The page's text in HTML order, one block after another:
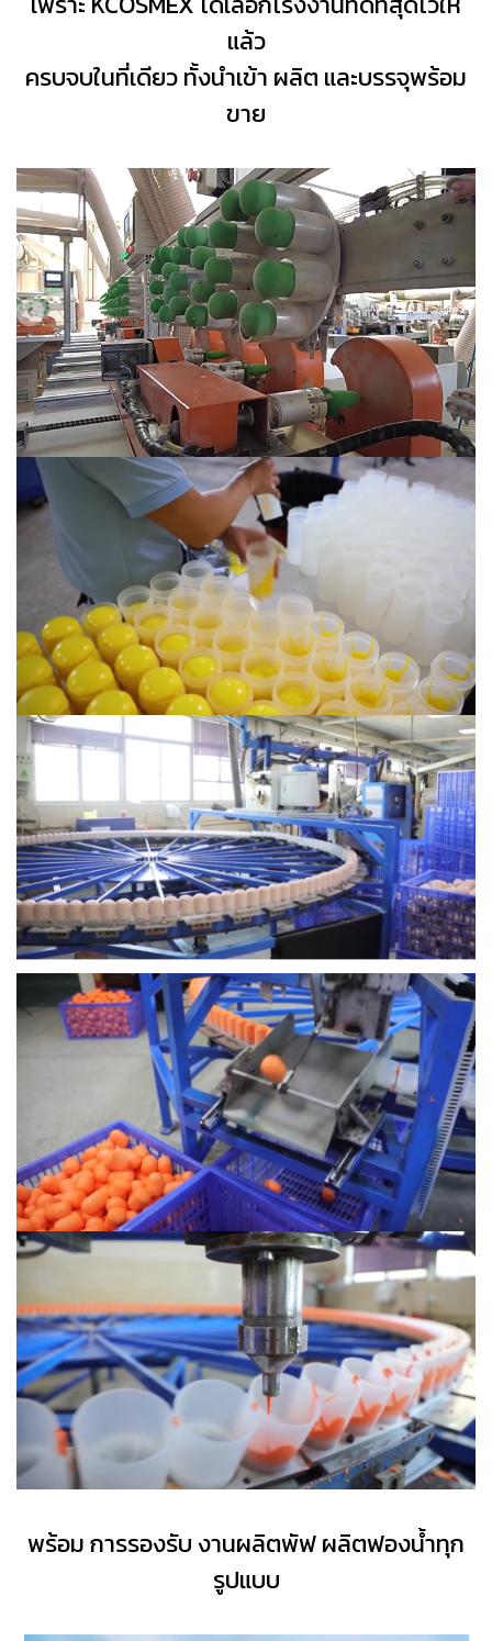
แล้ว
ครบจบในที่เดียว ทั้งนำเข้า ผลิต และบรรจุพร้อม
ขาย
พร้อม การรองรับ งานผลิตพัฟ ผลิตฟองน้ำทุก
รูปแบบ